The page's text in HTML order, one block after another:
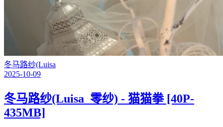
冬马路纱(Luisa
2025-10-09
冬马路纱(Luisa_零纱) - 猫猫拳 [40P-
435MB]